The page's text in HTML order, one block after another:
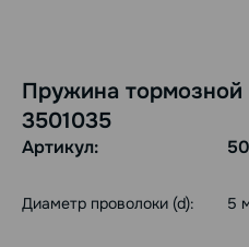
Пружина тормозной
3501035
Артикул:
Диаметр проволоки (d): 5